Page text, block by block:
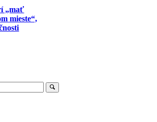
„mať
mieste“,